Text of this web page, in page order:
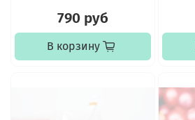
790 руб
В корзину